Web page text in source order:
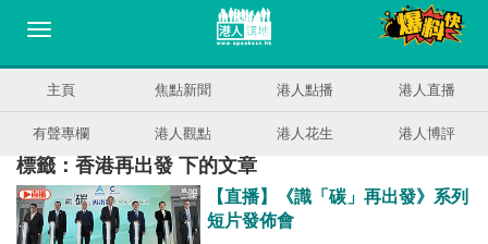
主頁 焦點新聞 港人點播 港人直播
有聲專欄 港人觀點 港人花生 港人博評
標籤：香港再出發 下的文章
【直播】《識「碳」再出發》系列
短片發佈會